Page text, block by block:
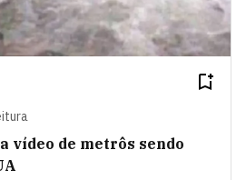
vídeo de metrôs sendo